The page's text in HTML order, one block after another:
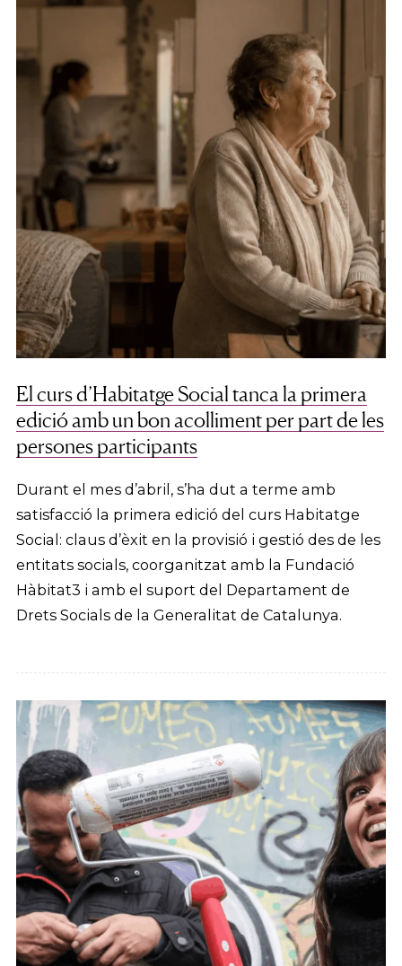
El curs d’Habitatge Social tanca la primera
edició amb un bon acolliment per part de les
persones participants
Durant el mes d’abril, s’ha dut a terme amb
satisfacció la primera edició del curs Habitatge
Social: claus d’èxit en la provisió i gestió des de les
entitats socials, coorganitzat amb la Fundació
Hàbitat3 i amb el suport del Departament de
Drets Socials de la Generalitat de Catalunya.